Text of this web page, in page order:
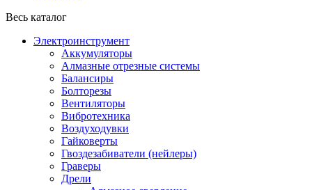
Весь каталог
Электроинструмент
Аккумуляторы
Алмазные отрезные системы
Балансиры
Болторезы
Вентиляторы
Вибротехника
Воздуходувки
Гайковерты
Гвоздезабиватели (нейлеры)
Граверы
Дрели